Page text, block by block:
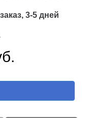
3-5 дней